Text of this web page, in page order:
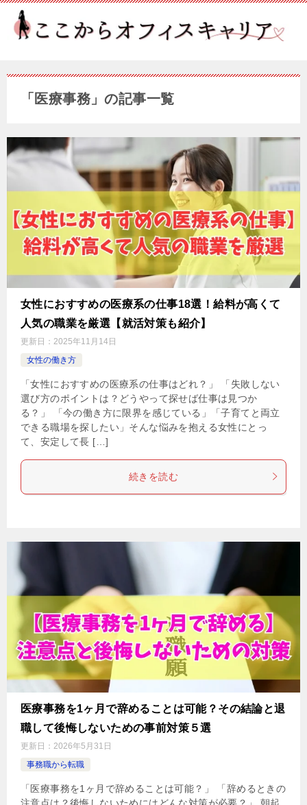
「医療事務」の記事一覧
女性におすすめの医療系の仕事18選！給料が高くて
人気の職業を厳選【就活対策も紹介】
更新日： 2025年11月14日
女性の働き方
「女性におすすめの医療系の仕事はどれ？」 「失敗しない
選び方のポイントは？どうやって探せば仕事は見つか
る？」 「今の働き方に限界を感じている」「子育てと両立
できる職場を探したい」そんな悩みを抱える女性にとっ
て、安定して長 […]
続きを読む
医療事務を1ヶ月で辞めることは可能？その結論と退
職して後悔しないための事前対策５選
更新日： 2026年5月31日
事務職から転職
「医療事務を1ヶ月で辞めることは可能？」 「辞めるときの
注意点は？後悔しないためにはどんな対策が必要？」 朝起